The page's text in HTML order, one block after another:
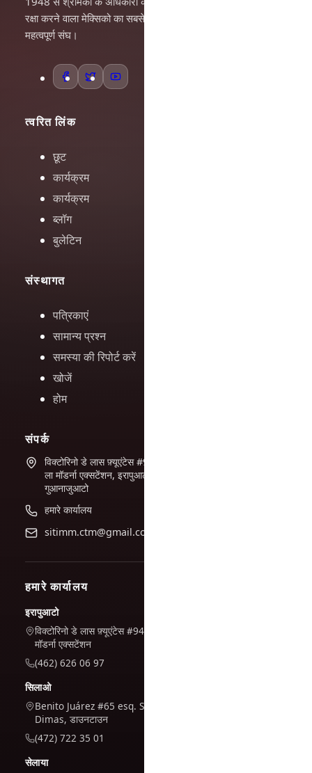
रक्षा करने वाला मेक्सिको का सबसे
महत्वपूर्ण संघ।
त्वरित लिंक
छूट
कार्यक्रम
कार्यक्रम
ब्लॉग
बुलेटिन
संस्थागत
पत्रिकाएं
सामान्य प्रश्न
समस्या की रिपोर्ट करें
खोजें
होम
संपर्क
विक्टोरिनो डे लास फ़्यूएंटेस #944
ला मॉडर्ना एक्सटेंशन, इरापुआटो,
गुआनाजुआटो
हमारे कार्यालय
sitimm.ctm@gmail.com
हमारे कार्यालय
इरापुआटो
विक्टोरिनो डे लास फ़्यूएंटेस #944, ला
मॉडर्ना एक्सटेंशन
(462) 626 06 97
सिलाओ
Benito Juárez #65 esq. San
Dimas, डाउनटाउन
(472) 722 35 01
सेलाया